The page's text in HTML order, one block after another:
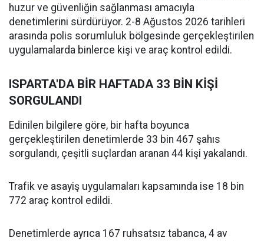
huzur ve güvenliğin sağlanması amacıyla
denetimlerini sürdürüyor. 2-8 Ağustos 2026 tarihleri
arasında polis sorumluluk bölgesinde gerçekleştirilen
uygulamalarda binlerce kişi ve araç kontrol edildi.
ISPARTA'DA BİR HAFTADA 33 BİN KİŞİ
SORGULANDI
Edinilen bilgilere göre, bir hafta boyunca
gerçekleştirilen denetimlerde 33 bin 467 şahıs
sorgulandı, çeşitli suçlardan aranan 44 kişi yakalandı.
Trafik ve asayiş uygulamaları kapsamında ise 18 bin
772 araç kontrol edildi.
Denetimlerde ayrıca 167 ruhsatsız tabanca, 4 av